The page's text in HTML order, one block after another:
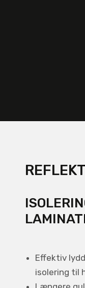
Effektiv
isolering til